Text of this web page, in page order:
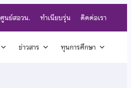
ศูนย์สอวน. ทำเนียบรุ่น ติดต่อเรา
ข่าวสาร ทุนการศึกษา